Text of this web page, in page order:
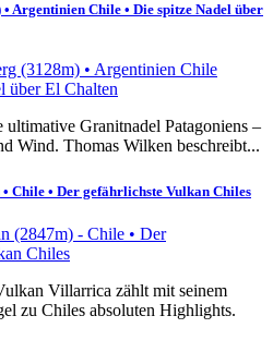
Argentinien Chile • Die spitze Nadel über
ultimative Granitnadel Patagoniens –
Wind. Thomas Wilken beschreibt...
Chile • Der gefährlichste Vulkan Chiles
Villarrica zählt mit seinem
zu Chiles absoluten Highlights.